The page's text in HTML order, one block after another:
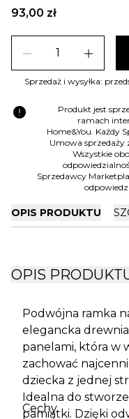
93,00 zł
remove add
Sprzedaż i wysyłka:
error
Produkt jest
ramach
Home&You. Każdy
Umowa sprzedaży
Wszystkie
Sprzedawcy
OPIS PRODUKTU
OPIS
Podwójna ramka
elegancka
panelami, która w
zachować
dziecka z jednej
Idealna do
pamiątki. Dzięki
Cechy